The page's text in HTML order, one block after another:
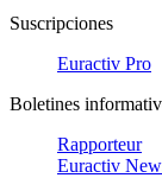
Suscripciones
Euractiv Pro
Boletines
Rapporteur
Euractiv